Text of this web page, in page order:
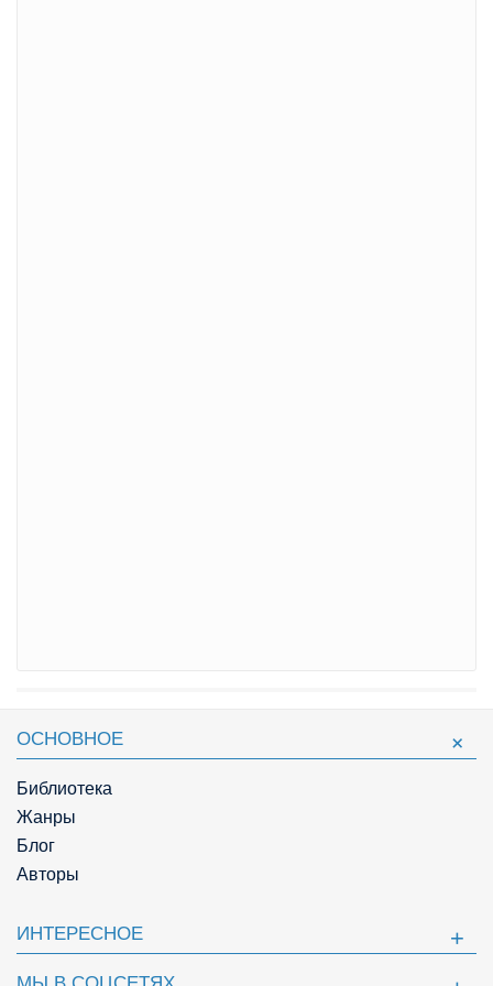
ОСНОВНОЕ
Библиотека
Жанры
Блог
Авторы
ИНТЕРЕСНОЕ